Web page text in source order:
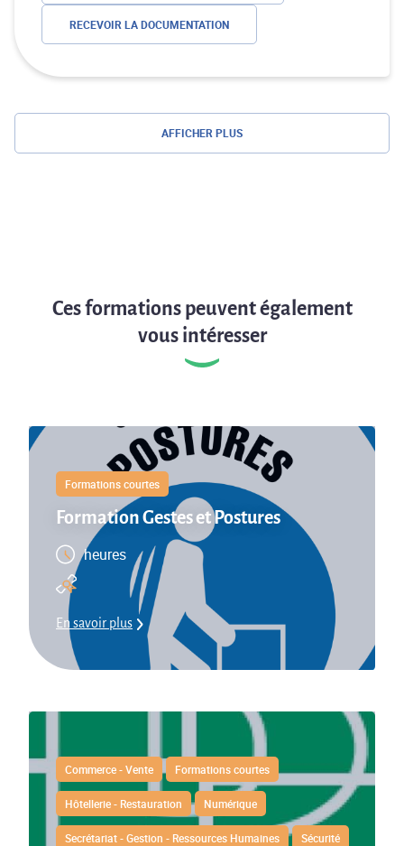
RECEVOIR LA DOCUMENTATION
AFFICHER PLUS
Ces formations peuvent également
vous intéresser
Formations courtes
Formation Gestes et Postures
heures
En savoir plus
Commerce - Vente Formations courtes
Hôtellerie - Restauration Numérique
Secrétariat - Gestion - Ressources Humaines Sécurité